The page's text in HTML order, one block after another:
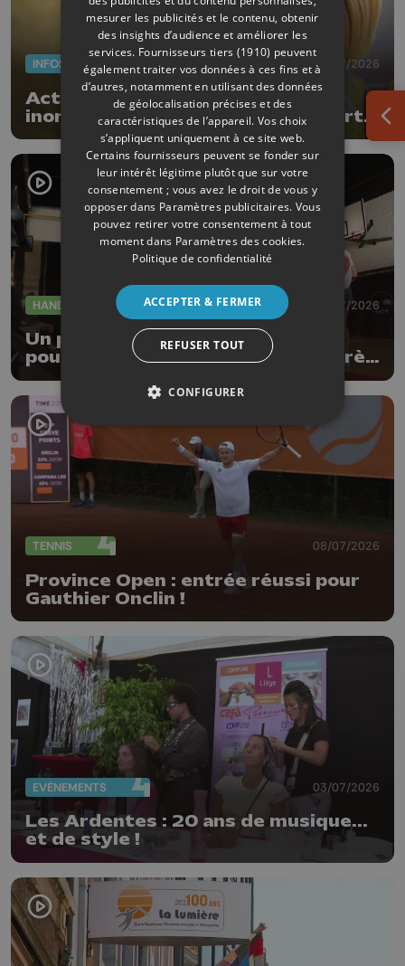
INFOS 17/07/2026
Actus de la semaine : 5 ans des
inondations, subsides pour le sport
et feu d'artifice
16/07/2026
Un para-athlète liégeois qualifié
pour les mondiaux de CrossFit après
TENNIS 08/07/2026
Province Open : entrée réussi pour
Gauthier Onclin !
EVÈNEMENTS 03/07/2026
Les Ardentes : 20 ans de musique...
et de style !
mesurer les publicités et le contenu, obtenir
des insights d’audience et améliorer les
services. Fournisseurs tiers (1910) peuvent
également traiter vos données à ces fins et à
d’autres, notamment en utilisant des données
de géolocalisation précises et des
caractéristiques de l’appareil. Vos choix
s’appliquent uniquement à ce site web.
Certains fournisseurs peuvent se fonder sur
leur intérêt légitime plutôt que sur votre
consentement ; vous avez le droit de vous y
opposer dans Paramètres publicitaires. Vous
pouvez retirer votre consentement à tout
moment dans Paramètres des cookies.
Politique de confidentialité
ACCEPTER & FERMER
REFUSER TOUT
CONFIGURER